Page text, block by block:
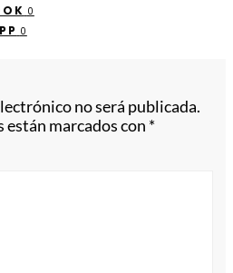
0
0
no será publicada.
marcados con *